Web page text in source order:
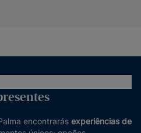
encontrarás experiências de